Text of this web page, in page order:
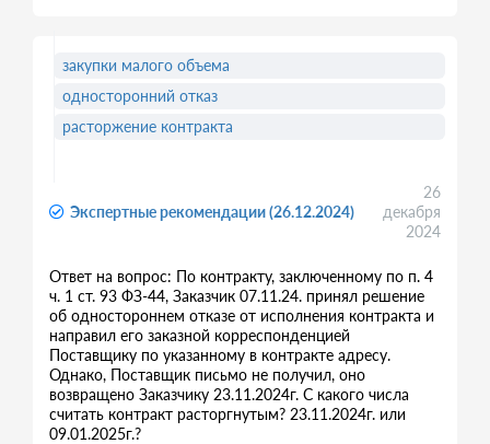
Экспертные рекомендации (26.12.2024)
26
декабря
2024
Ответ на вопрос: По контракту, заключенному по п. 4
ч. 1 ст. 93 ФЗ-44, Заказчик 07.11.24. принял решение
об одностороннем отказе от исполнения контракта и
направил его заказной корреспонденцией
Поставщику по указанному в контракте адресу.
Однако, Поставщик письмо не получил, оно
возвращено Заказчику 23.11.2024г. С какого числа
считать контракт расторгнутым? 23.11.2024г. или
09.01.2025г.?
закупки малого объема
односторонний отказ
расторжение контракта